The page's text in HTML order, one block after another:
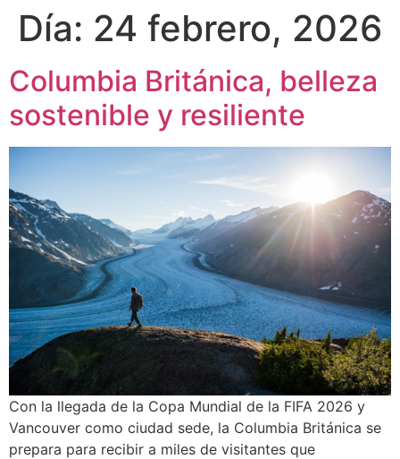
Día: 24 febrero, 2026
Columbia Británica, belleza
sostenible y resiliente
Con la llegada de la Copa Mundial de la FIFA 2026 y
Vancouver como ciudad sede, la Columbia Británica se
prepara para recibir a miles de visitantes que